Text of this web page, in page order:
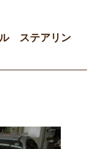
ステアリン